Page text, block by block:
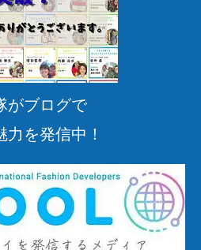
がブログで
力を発信中！